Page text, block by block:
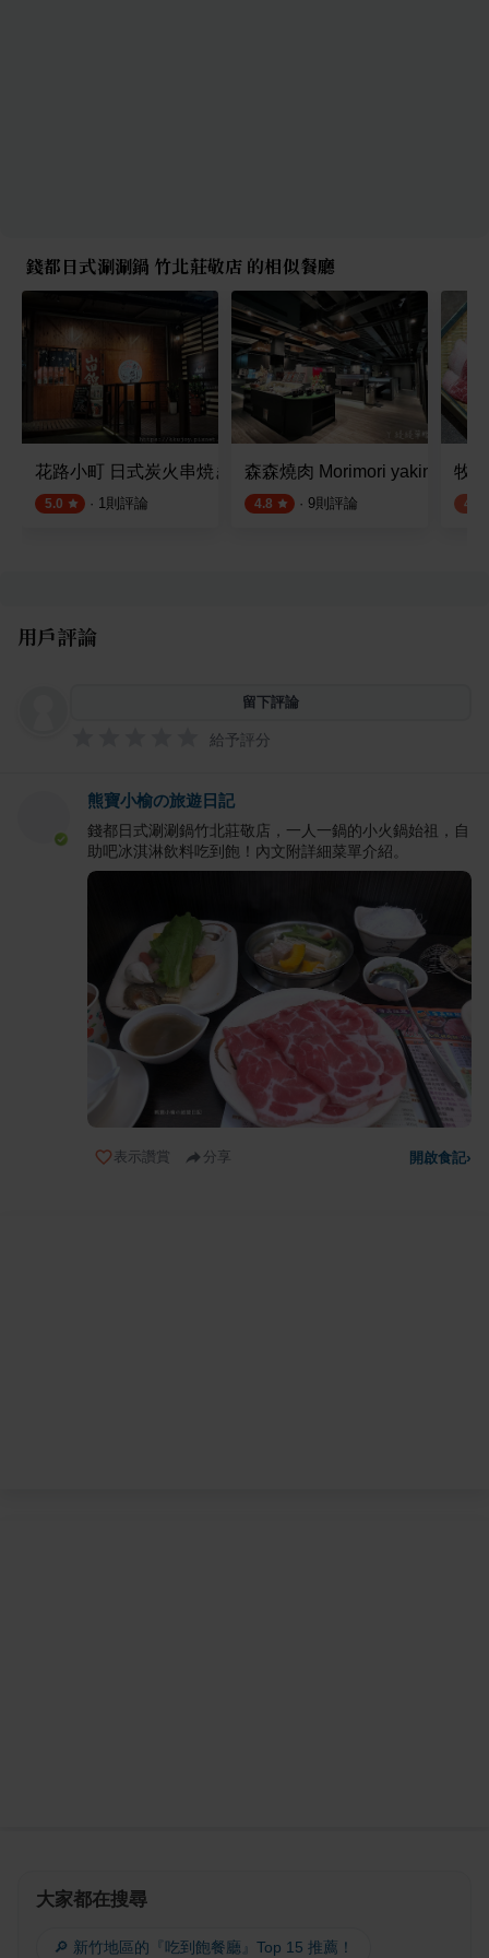
錢都日式涮涮鍋 竹北莊敬店 的相似餐廳
花路小町 日式炭火串焼き
5.0 · 1則評論
森森燒肉 Morimori yakiniku 竹
4.8 · 9則評論
牧
4.0
用戶評論
留下評論
給予評分
熊寶小榆の旅遊日記
錢都日式涮涮鍋竹北莊敬店，一人一鍋的小火鍋始祖，自
助吧冰淇淋飲料吃到飽！內文附詳細菜單介紹。
表示讚賞 分享 開啟食記›
大家都在搜尋
🔎 新竹地區的『吃到飽餐廳』Top 15 推薦！